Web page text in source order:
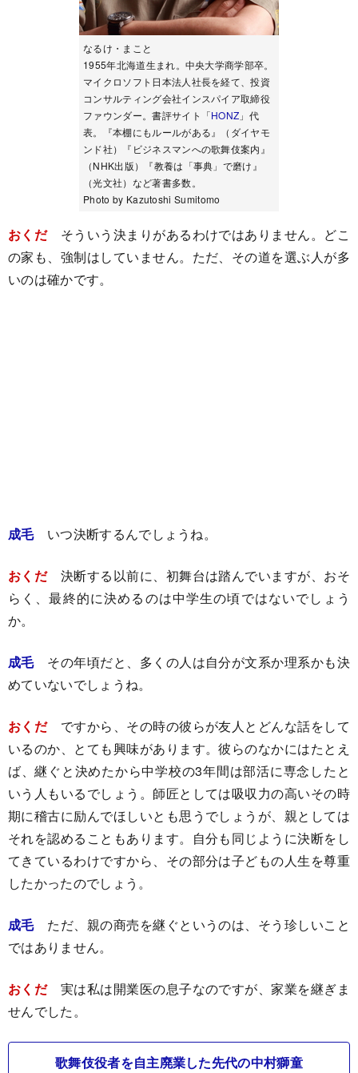
なるけ・まこと
1955年北海道生まれ。中央大学商学部卒。
マイクロソフト日本法人社長を経て、投資
コンサルティング会社インスパイア取締役
ファウンダー。書評サイト「HONZ 」代
表。『本棚にもルールがある』（ダイヤモ
ンド社）『ビジネスマンへの歌舞伎案内』
（NHK出版）『教養は「事典」で磨け』
（光文社）など著書多数。
Photo by Kazutoshi Sumitomo
おくだそういう決まりがあるわけではありません。どこ
の家も、強制はしていません。ただ、その道を選ぶ人が多
いのは確かです。
成毛いつ決断するんでしょうね。
おくだ決断する以前に、初舞台は踏んでいますが、おそ
らく、最終的に決めるのは中学生の頃ではないでしょう
か。
成毛その年頃だと、多くの人は自分が文系か理系かも決
めていないでしょうね。
おくだですから、その時の彼らが友人とどんな話をして
いるのか、とても興味があります。彼らのなかにはたとえ
ば、継ぐと決めたから中学校の3年間は部活に専念したと
いう人もいるでしょう。師匠としては吸収力の高いその時
期に稽古に励んでほしいとも思うでしょうが、親としては
それを認めることもあります。自分も同じように決断をし
てきているわけですから、その部分は子どもの人生を尊重
したかったのでしょう。
成毛ただ、親の商売を継ぐというのは、そう珍しいこと
ではありません。
おくだ実は私は開業医の息子なのですが、家業を継ぎま
せんでした。
歌舞伎役者を自主廃業した先代の中村獅童